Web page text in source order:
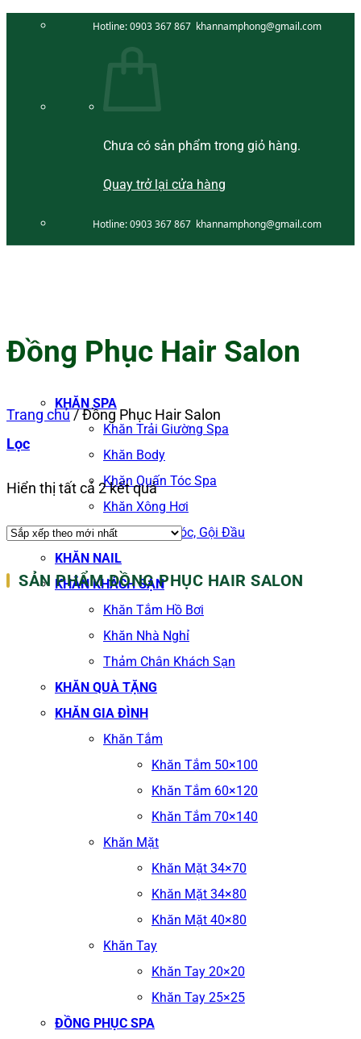
Hotline:0903 367 867 khannamphong@gmail.com
Chưa có sản phẩm trong giỏ hàng.
Quay trở lại cửa hàng
Hotline:0903 367 867 khannamphong@gmail.com
KHĂN SPA
Khăn Trải Giường Spa
Khăn Body
Khăn Quấn Tóc Spa
Khăn Xông Hơi
Khăn Salon Tóc, Gội Đầu
KHĂN NAIL
KHĂN KHÁCH SẠN
Khăn Tắm Hồ Bơi
Khăn Nhà Nghỉ
Thảm Chân Khách Sạn
KHĂN QUÀ TẶNG
KHĂN GIA ĐÌNH
Khăn Tắm
Khăn Tắm 50×100
Khăn Tắm 60×120
Khăn Tắm 70×140
Khăn Mặt
Khăn Mặt 34×70
Khăn Mặt 34×80
Khăn Mặt 40×80
Khăn Tay
Khăn Tay 20×20
Khăn Tay 25×25
ĐỒNG PHỤC SPA
Đồng Phục Hair Salon
Trang chủ/Đồng Phục Hair Salon
Lọc
Hiển thị tất cả 2 kết quảĐã
sắp
xếp
theo
mới
nhất
SẢN PHẨM ĐỒNG PHỤC HAIR SALON